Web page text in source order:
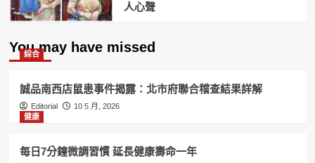
人心聲
You may have missed
綜合
誠品南西店鼠患事件揭露：北市府聯合稽查結果詳解
Editorial
10 5 月, 2026
健康
每日7分鐘微調習慣 延長健康壽命一年